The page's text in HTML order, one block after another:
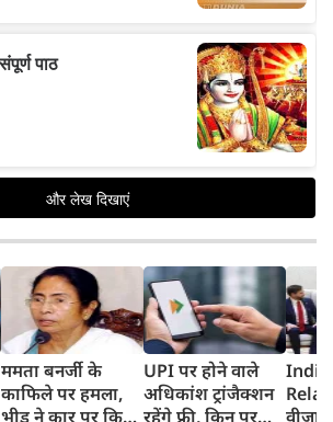
ममता बनर्जी के
काफिले पर हमला,
भीड़ ने कार पर किया
UPI पर होने वाले
अधिकांश ट्रांजैक्शन
रहेंगे फ्री, किन पर
वीजा